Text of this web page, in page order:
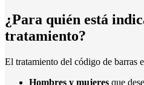
¿Para quién está
tratamiento?
El tratamiento del código de barras
Hombres y mujeres que